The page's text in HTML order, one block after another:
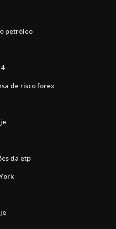
petróleo
de risco forex
da etp